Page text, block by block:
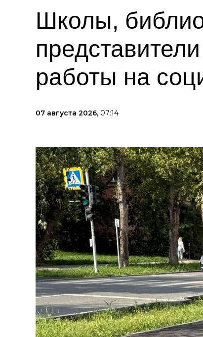
Школы,
работы на
07 августа 2026, 07:14